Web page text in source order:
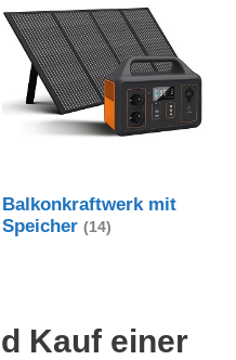
Balkonkraftwerk mit
Speicher (14)
Kauf einer